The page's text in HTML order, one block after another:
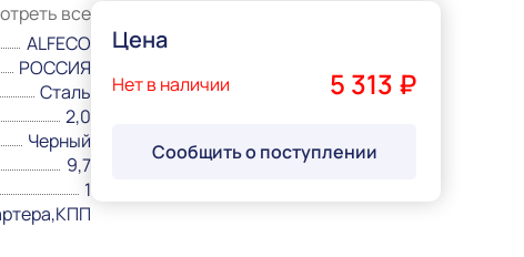
все
ALFECO
РОССИЯ
Сталь
2,0
Черный
9,7
1
Цена
Нет в наличии 5 313 ₽
Сообщить о поступлении